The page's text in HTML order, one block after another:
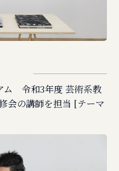
ム 令和3年度 芸術系教
会の講師を担当 [テーマ